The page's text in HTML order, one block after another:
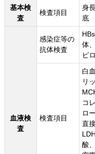
基本検
査
検査項目
身
底
血液検
査
感染症等の
抗体検査
体
ピ
検査項目
白
リ
コ
ロ
直
酸